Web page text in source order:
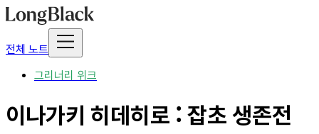
전체 노트
그리너리 위크
이나가키 히데히로 : 잡초 생존전